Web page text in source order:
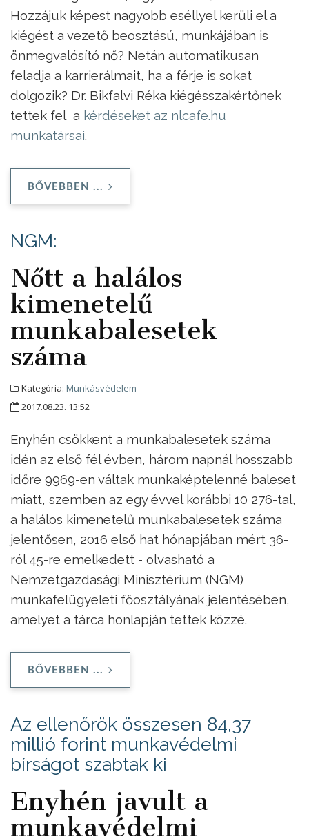
Hozzájuk képest nagyobb eséllyel kerüli el a
kiégést a vezető beosztású, munkájában is
önmegvalósító nő? Netán automatikusan
feladja a karrierálmait, ha a férje is sokat
dolgozik? Dr. Bikfalvi Réka kiégésszakértőnek
tettek fel a kérdéseket az nlcafe.hu
munkatársai.
BŐVEBBEN ...
NGM:
Nőtt a halálos
kimenetelű
munkabalesetek
száma
Kategória: Munkásvédelem
2017.08.23. 13:52
Enyhén csökkent a munkabalesetek száma
idén az első fél évben, három napnál hosszabb
időre 9969-en váltak munkaképtelenné baleset
miatt, szemben az egy évvel korábbi 10 276-tal,
a halálos kimenetelű munkabalesetek száma
jelentősen, 2016 első hat hónapjában mért 36-
ról 45-re emelkedett - olvasható a
Nemzetgazdasági Minisztérium (NGM)
munkafelügyeleti főosztályának jelentésében,
amelyet a tárca honlapján tettek közzé.
BŐVEBBEN ...
Az ellenőrök összesen 84,37
millió forint munkavédelmi
bírságot szabtak ki
Enyhén javult a
munkavédelmi